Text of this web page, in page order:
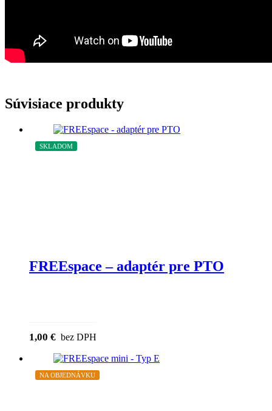
Súvisiace produkty
SKLADOM
FREEspace – adaptér pre PTO
1,00 € bez DPH
NA OBJEDNÁVKU